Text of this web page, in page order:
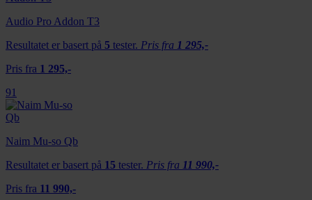
Audio Pro Addon T3
Resultatet er basert på 5 tester. Pris fra 1 295,-
Pris fra 1 295,-
91
Naim Mu-so Qb
Resultatet er basert på 15 tester. Pris fra 11 990,-
Pris fra 11 990,-